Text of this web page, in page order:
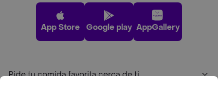
App Store Google play AppGallery
Pide tu comida favorita cerca de ti